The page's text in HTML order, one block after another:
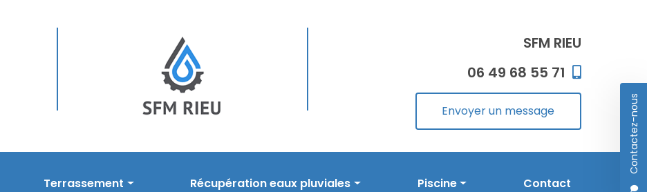
SFM RIEU
06 49 68 55 71
Envoyer un message Contactez-nous
Terrassement Récupération eaux pluviales Piscine Contact